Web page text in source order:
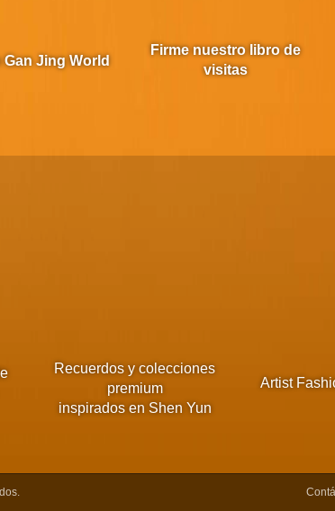
Jing World
Firme nuestro libro de
visitas
Recuerdos y colecciones
premium
inspirados en Shen Yun
Artist